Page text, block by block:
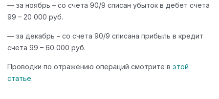
— за ноябрь – со счета 90/9 списан убыток в дебет счета
99 – 20 000 руб.
— за декабрь – со счета 90/9 списана прибыль в кредит
счета 99 – 60 000 руб.
Проводки по отражению операций смотрите в этой
статье.